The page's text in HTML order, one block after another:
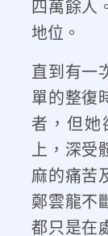
四萬餘人
地位。
直到有一
單的整復
者，但她
上，深
麻的痛苦
鄭雲龍不
都只是在